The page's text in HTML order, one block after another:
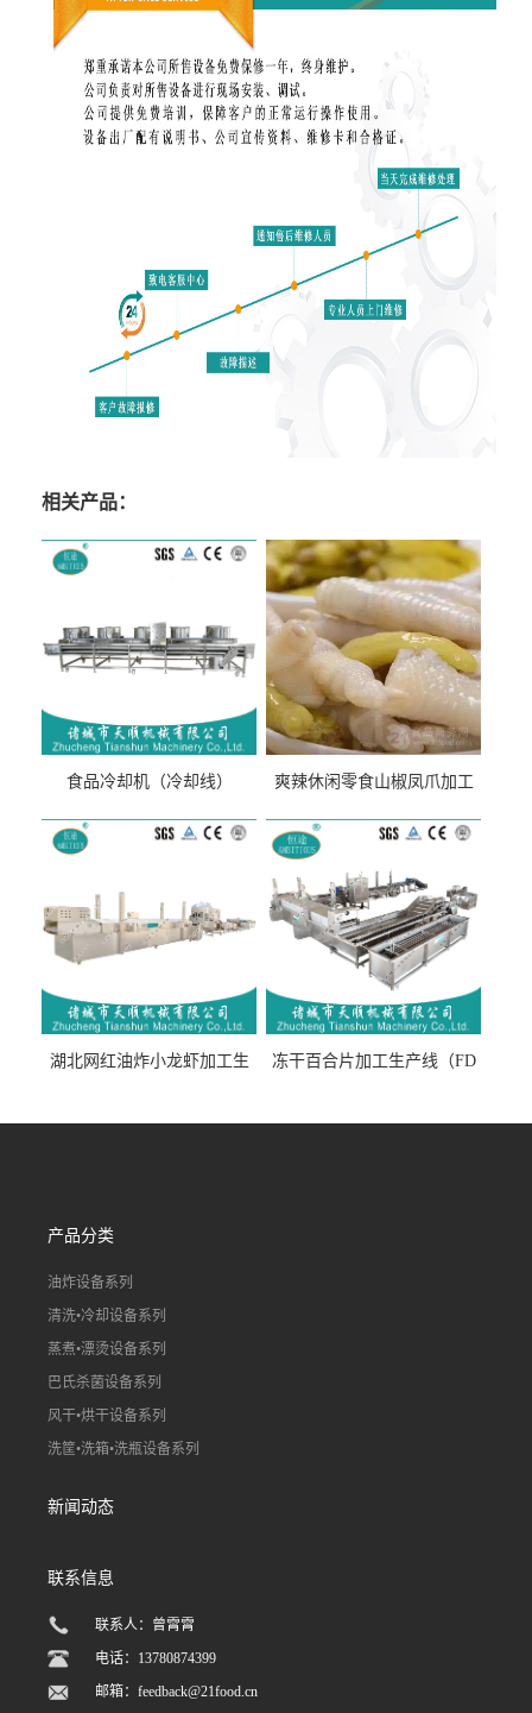
相关产品：
食品冷却机（冷却线）
爽辣休闲零食山椒凤爪加工
流水线）
湖北网红油炸小龙虾加工生
线）
冻干百合片加工生产线（FD
线）
产品分类
油炸设备系列
清洗•冷却设备系列
蒸煮•漂烫设备系列
巴氏杀菌设备系列
风干•烘干设备系列
洗筐•洗箱•洗瓶设备系列
新闻动态
联系信息
联系人：曾霄霄
电话：13780874399
邮箱：feedback@21food.cn